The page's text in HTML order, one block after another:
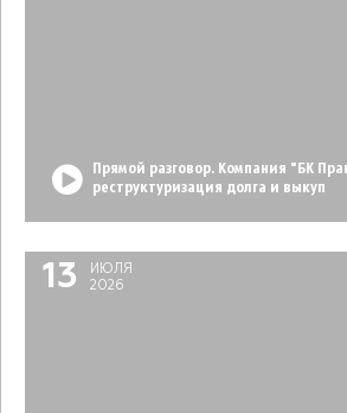
Прямой разговор. Компания "БК
реструктуризация долга и выкуп
13
ИЮЛЯ
2026